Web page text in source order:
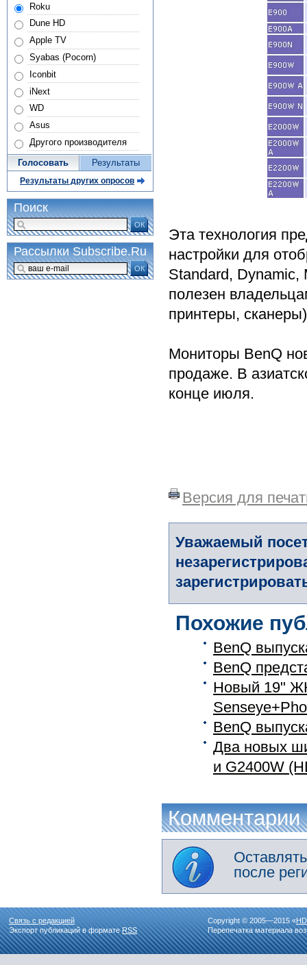
Эта технология
настройки для
Standard,
полезен
принтеры,
Мониторы BenQ
продаже. В
конце июля.
Версия для
Уважаемый
Похожие
BenQ
BenQ
Новый 19"
BenQ
Два новых
и G2400W
Комментарии
после
Roku
Dune HD
Apple TV
Syabas (Pocorn)
Iconbit
iNext
WD
Asus
Другого производителя
Голосовать Результаты
Результаты других опросов
Поиск
ОК
Рассылки Subscribe.Ru
ОК
Связь с редакцией
Экспорт публикаций в форматеRSS
Copyright © 2005—2015 «
Перепечатка материала